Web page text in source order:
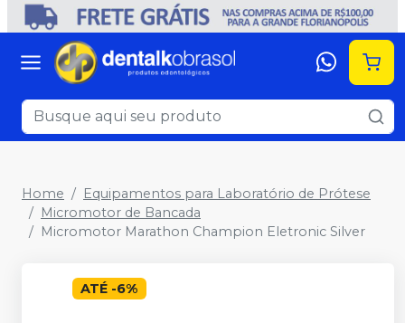
Home
Equipamentos para Laboratório de Prótese
Micromotor de Bancada
Micromotor Marathon Champion Eletronic Silver
ATÉ -6%